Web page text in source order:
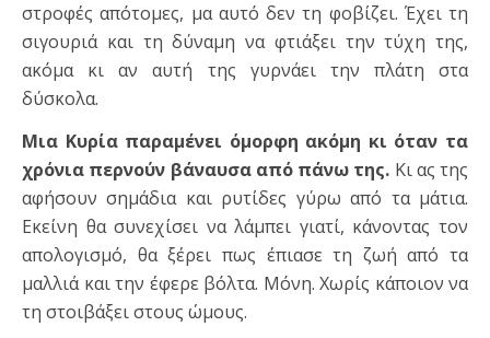
στροφές απότομες, μα αυτό δεν τη φοβίζει. Έχει τη
σιγουριά και τη δύναμη να φτιάξει την τύχη της,
ακόμα κι αν αυτή της γυρνάει την πλάτη στα
δύσκολα.
Μια Κυρία παραμένει όμορφη ακόμη κι όταν τα
χρόνια περνούν βάναυσα από πάνω της. Κι ας της
αφήσουν σημάδια και ρυτίδες γύρω από τα μάτια.
Εκείνη θα συνεχίσει να λάμπει γιατί, κάνοντας τον
απολογισμό, θα ξέρει πως έπιασε τη ζωή από τα
μαλλιά και την έφερε βόλτα. Μόνη. Χωρίς κάποιον να
τη στοιβάξει στους ώμους.